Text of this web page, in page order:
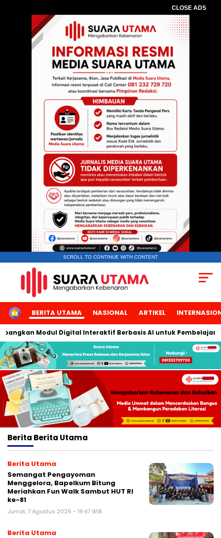
CLOSE ADS
SCROLL TO CONTINUE WITH CONTENT
HOMEBERITA UTAMA NASIONAL ARTIKEL
Modul Digital Interaktif Berbasis AI untuk Pembelajaran
Berita Berita Utama
Berita Utama
Semangat Pengayoman
Menggelora, Bapelkum Bitung
Meriahkan Fun Walk Sambut HUT RI
ke-81
Jumat, 7 Agustus 2026 - 19:47 WIB
Berita Utama